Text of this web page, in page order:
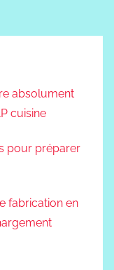
absolument
cuisine
pour préparer
fabrication en